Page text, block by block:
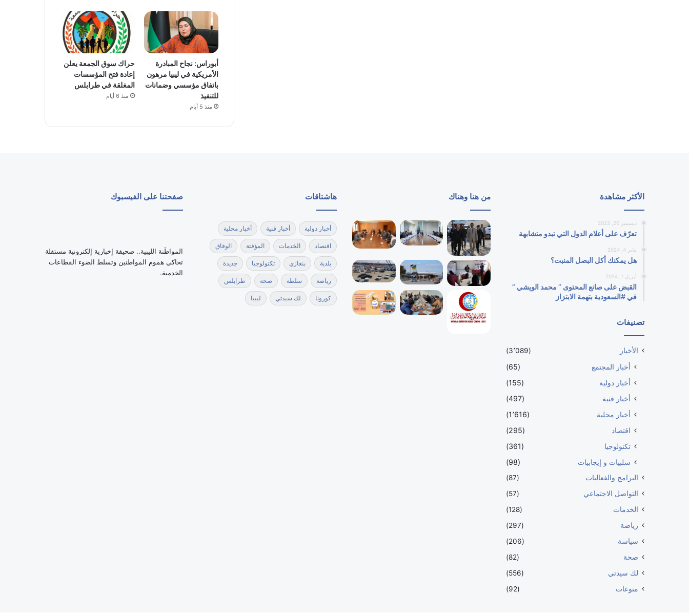
أبوراس: نجاح المبادرة
الأمريكية في ليبيا مرهون
باتفاق مؤسسي وضمانات
للتنفيذ
منذ 5 أيام
حراك سوق الجمعة يعلن
إعادة فتح المؤسسات
المغلقة في طرابلس
منذ 6 أيام
الأكثر مشاهدة
ديسمبر 20, 2023
تعرّف على أعلام الدول التي تبدو متشابهة
يناير 4, 2024
هل يمكنك أكل البصل المنبت؟
أبريل 1, 2024
القبض على صانع المحتوى ” محمد الويشي ”
في #السعودية بتهمة الابتزاز
تصنيفات
الأخبار (3٬089)
أخبار المجتمع
(65)
أخبار دولية
(155)
أخبار فنية
(497)
أخبار محلية
(1٬616)
اقتصاد
(295)
تكنولوجيا
(361)
سلبيات و إيجابيات
(98)
البرامج والفعاليات
(87)
التواصل الاجتماعي
(57)
الخدمات
(128)
رياضة
(297)
سياسة
(206)
صحة
(82)
لك سيدتي
(556)
منوعات
(92)
من هنا وهناك هاشتاقات
أخبار دولية أخبار فنية أخبار محلية
اقتصاد الخدمات المؤقتة الوفاق
بلدية بنغازي تكنولوجيا جديدة
رياضة سلطة صحة طرابلس
كورونا لك سيدتي ليبيا
صفحتنا على الفيسبوك
‏المواطَنة الليبية.. صحيفة إخبارية إلكترونية مستقلة
تحاكي هموم المواطنين وتسلط الضوء القطاعات
الخدمية.